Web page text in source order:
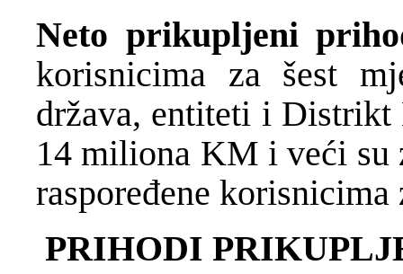
Neto prikupljeni
korisnicima za šest
država, entiteti i
14 miliona KM i veći su
raspoređene korisnicima
PRIHODI